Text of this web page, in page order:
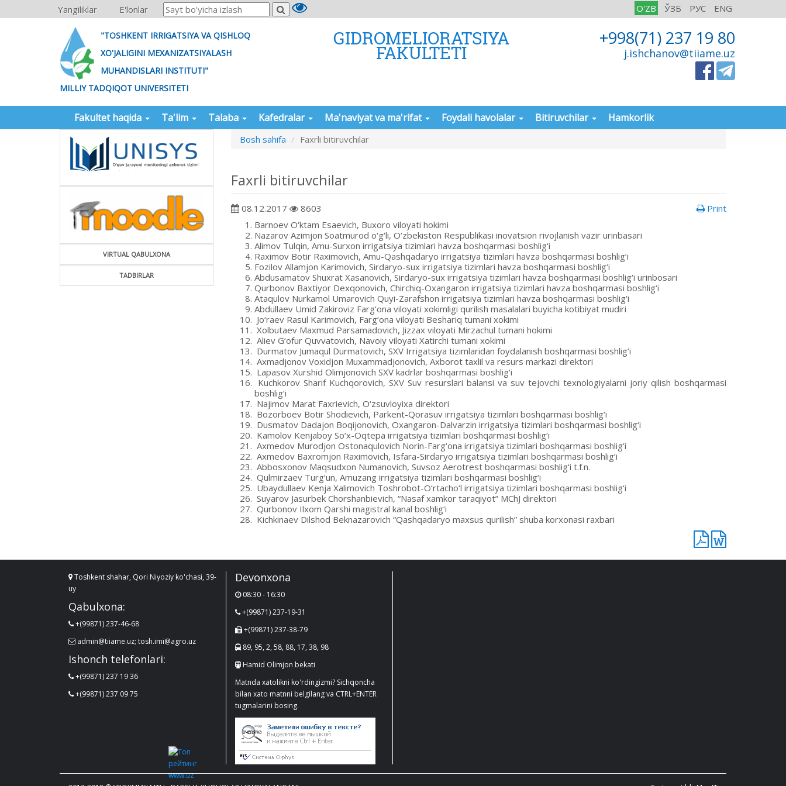
Yangiliklar E'lonlar O'ZB ЎЗБ РУС ENG
"TOSHKENT IRRIGATSIYA VA QISHLOQ
XO'JALIGINI MEXANIZATSIYALASH
MUHANDISLARI INSTITUTI"
MILLIY TADQIQOT UNIVERSITETI
GIDROMELIORATSIYA
FAKULTETI
+998(71) 237 19 80
j.ishchanov@tiiame.uz
Fakultet haqida Ta'lim Talaba Kafedralar Ma'naviyat va ma'rifat Foydali havolalar Bitiruvchilar Hamkorlik
VIRTUAL QABULXONA
TADBIRLAR
Bosh sahifa Faxrli bitiruvchilar
Faxrli bitiruvchilar
08.12.2017 8603
Print
Barnoev O‘ktam Esaevich, Buxoro viloyati hokimi
Nazarov Azimjon Soatmurod o‘g‘li, O‘zbekiston Respublikasi inovatsion rivojlanish vazir urinbasari
Alimov Tulqin, Amu-Surxon irrigatsiya tizimlari havza boshqarmasi boshlig‘i
Raximov Botir Raximovich, Amu-Qashqadaryo irrigatsiya tizimlari havza boshqarmasi boshlig‘i
Fozilov Allamjon Karimovich, Sirdaryo-sux irrigatsiya tizimlari havza boshqarmasi boshlig‘i
Abdusamatov Shuxrat Xasanovich, Sirdaryo-sux irrigatsiya tizimlari havza boshqarmasi boshlig‘i urinbosari
Qurbonov Baxtiyor Dexqonovich, Chirchiq-Oxangaron irrigatsiya tizimlari havza boshqarmasi boshlig‘i
Ataqulov Nurkamol Umarovich Quyi-Zarafshon irrigatsiya tizimlari havza boshqarmasi boshlig‘i
Abdullaev Umid Zakiroviz Farg‘ona viloyati xokimligi qurilish masalalari buyicha kotibiyat mudiri
Jo‘raev Rasul Karimovich, Farg‘ona viloyati Beshariq tumani xokimi
Xolbutaev Maxmud Parsamadovich, Jizzax viloyati Mirzachul tumani hokimi
Aliev G‘ofur Quvvatovich, Navoiy viloyati Xatirchi tumani xokimi
Durmatov Jumaqul Durmatovich, SXV Irrigatsiya tizimlaridan foydalanish boshqarmasi boshlig‘i
Axmadjonov Voxidjon Muxammadjonovich, Axborot taxlil va resurs markazi direktori
Lapasov Xurshid Olimjonovich SXV kadrlar boshqarmasi boshlig‘i
Kuchkorov Sharif Kuchqorovich, SXV Suv resurslari balansi va suv tejovchi texnologiyalarni joriy qilish boshqarmasi
boshlig‘i
Najimov Marat Faxrievich, O‘zsuvloyixa direktori
Bozorboev Botir Shodievich, Parkent-Qorasuv irrigatsiya tizimlari boshqarmasi boshlig‘i
Dusmatov Dadajon Boqijonovich, Oxangaron-Dalvarzin irrigatsiya tizimlari boshqarmasi boshlig‘i
Kamolov Kenjaboy So‘x-Oqtepa irrigatsiya tizimlari boshqarmasi boshlig‘i
Axmedov Murodjon Ostonaqulovich Norin-Farg‘ona irrigatsiya tizimlari boshqarmasi boshlig‘i
Axmedov Baxromjon Raximovich, Isfara-Sirdaryo irrigatsiya tizimlari boshqarmasi boshlig‘i
Abbosxonov Maqsudxon Numanovich, Suvsoz Aerotrest boshqarmasi boshlig‘i t.f.n.
Qulmirzaev Turg‘un, Amuzang irrigatsiya tizimlari boshqarmasi boshlig‘i
Ubaydullaev Kenja Xalimovich Toshrobot-O‘rtacho‘l irrigatsiya tizimlari boshqarmasi boshlig‘i
Suyarov Jasurbek Chorshanbievich, “Nasaf xamkor taraqiyot” MChJ direktori
Qurbonov Ilxom Qarshi magistral kanal boshlig‘i
Kichkinaev Dilshod Beknazarovich “Qashqadaryo maxsus qurilish” shuba korxonasi raxbari
Toshkent shahar, Qori Niyoziy ko'chasi, 39-
uy
Qabulxona:
+(99871) 237-46-68
admin@tiiame.uz; tosh.imi@agro.uz
Ishonch telefonlari:
+(99871) 237 19 36
+(99871) 237 09 75
Devonxona
08:30 - 16:30
+(99871) 237-19-31
+(99871) 237-38-79
89, 95, 2, 58, 88, 17, 38, 98
Hamid Olimjon bekati
Matnda xatolikni ko'rdingizmi? Sichqoncha
bilan xato matnni belgilang va CTRL+ENTER
tugmalarini bosing.